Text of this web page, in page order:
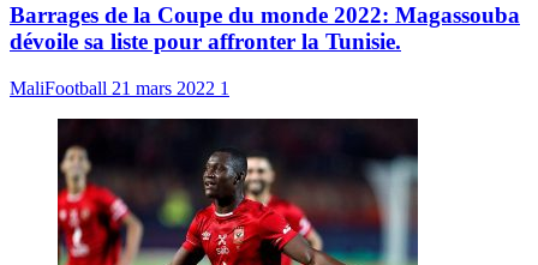
Barrages de la Coupe du monde 2022: Magassouba
dévoile sa liste pour affronter la Tunisie.
MaliFootball 21 mars 2022 1